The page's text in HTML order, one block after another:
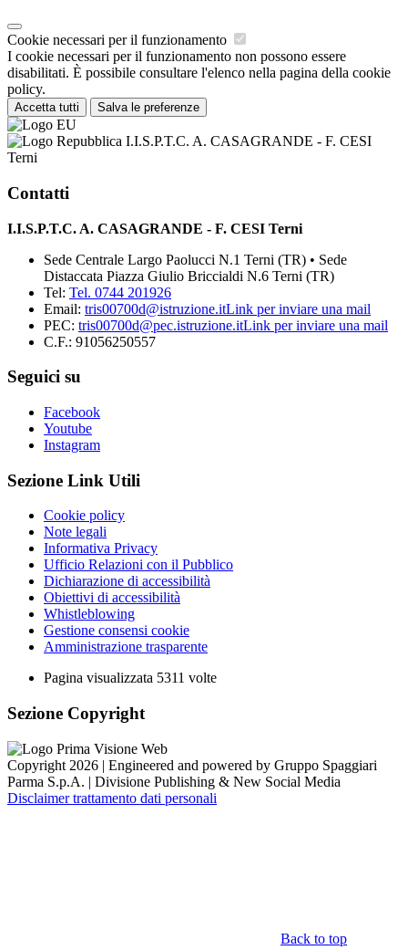
Cookie necessari per il funzionamento
I cookie necessari per il funzionamento non possono essere
disabilitati. È possibile consultare l'elenco nella pagina della cookie
policy.
Accetta tutti Salva le preferenze
I.I.S.P.T.C. A. CASAGRANDE - F. CESI
Terni
Contatti
I.I.S.P.T.C. A. CASAGRANDE - F. CESI Terni
Sede Centrale Largo Paolucci N.1 Terni (TR) • Sede
Distaccata Piazza Giulio Briccialdi N.6 Terni (TR)
Tel: Tel. 0744 201926
Email: tris00700d@istruzione.itLink per inviare una mail
PEC: tris00700d@pec.istruzione.itLink per inviare una mail
C.F.: 91056250557
Seguici su
Facebook
Youtube
Instagram
Sezione Link Utili
Cookie policy
Note legali
Informativa Privacy
Ufficio Relazioni con il Pubblico
Dichiarazione di accessibilità
Obiettivi di accessibilità
Whistleblowing
Gestione consensi cookie
Amministrazione trasparente
Pagina visualizzata 5311 volte
Sezione Copyright
Copyright 2026 | Engineered and powered by Gruppo Spaggiari
Parma S.p.A. | Divisione Publishing & New Social Media
Disclaimer trattamento dati personali
Back to top